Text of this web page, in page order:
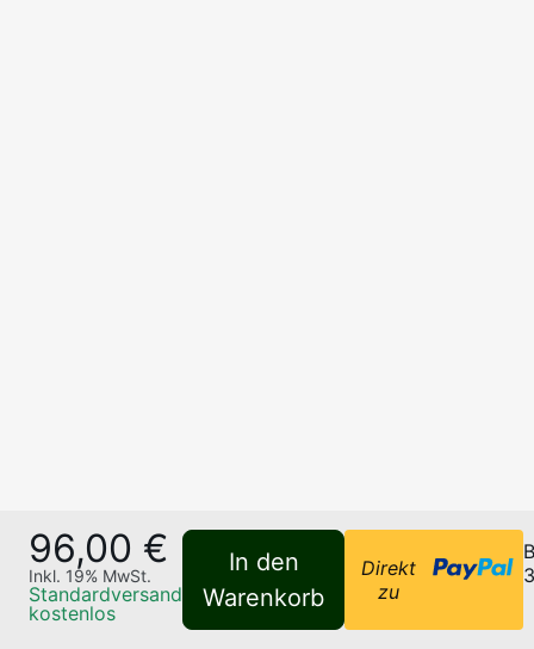
96,00 €
Inkl. 19% MwSt.
Standardversand
kostenlos
In den
Warenkorb
Direkt
zu